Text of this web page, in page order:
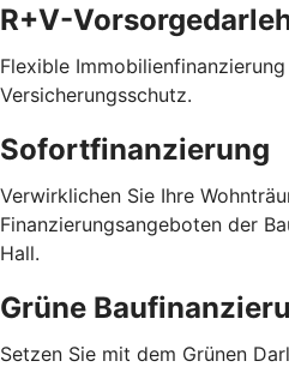
R+V-
Flexible
Versicherungsschutz.
Sofortfinanzierung
Verwirklichen Sie Ihre
Finanzierungsangeboten der
Hall.
Grüne
Setzen Sie mit dem Grünen